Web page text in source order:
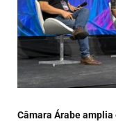
Câmara Árabe